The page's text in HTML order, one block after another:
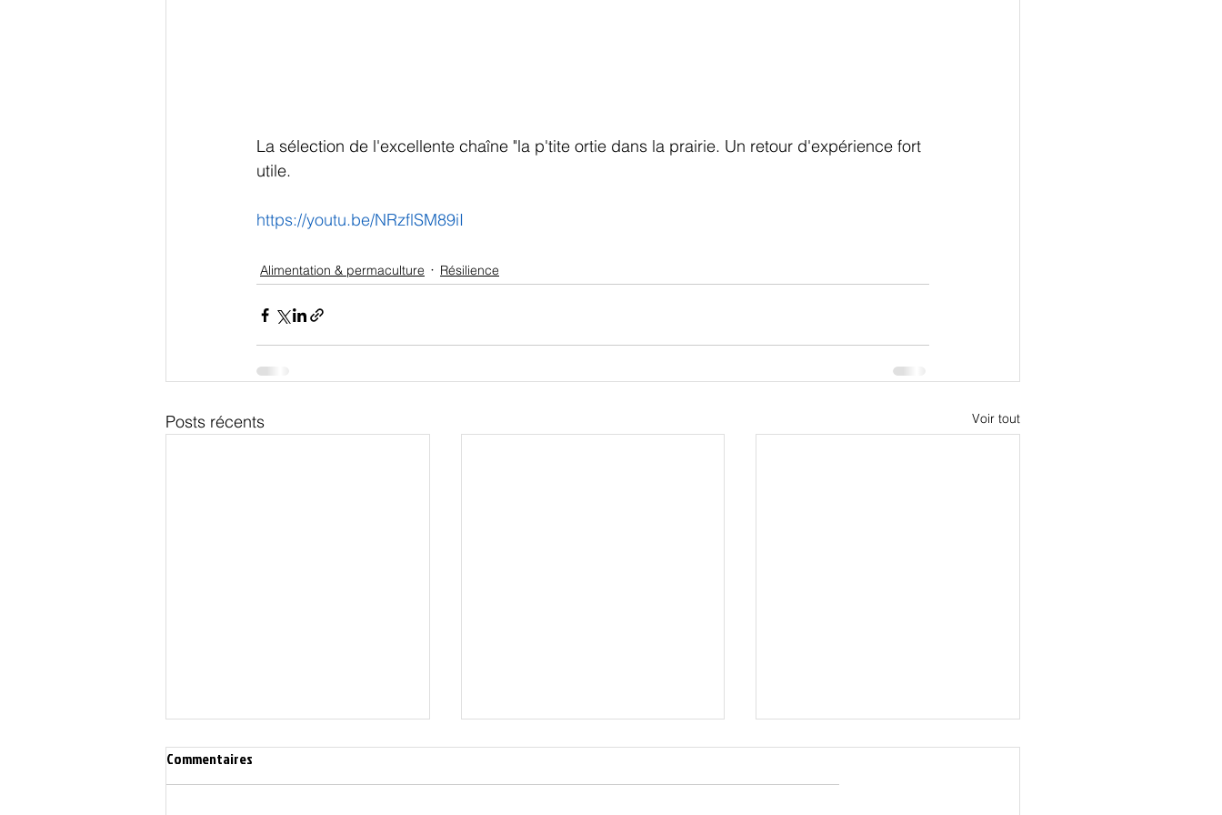
La sélection de l'excellente chaîne "la p'tite ortie dans la prairie. Un retour d'expérience fort
utile.
https://youtu.be/NRzflSM89iI
Alimentation & permaculture Résilience
Posts récents Voir tout
Commentaires